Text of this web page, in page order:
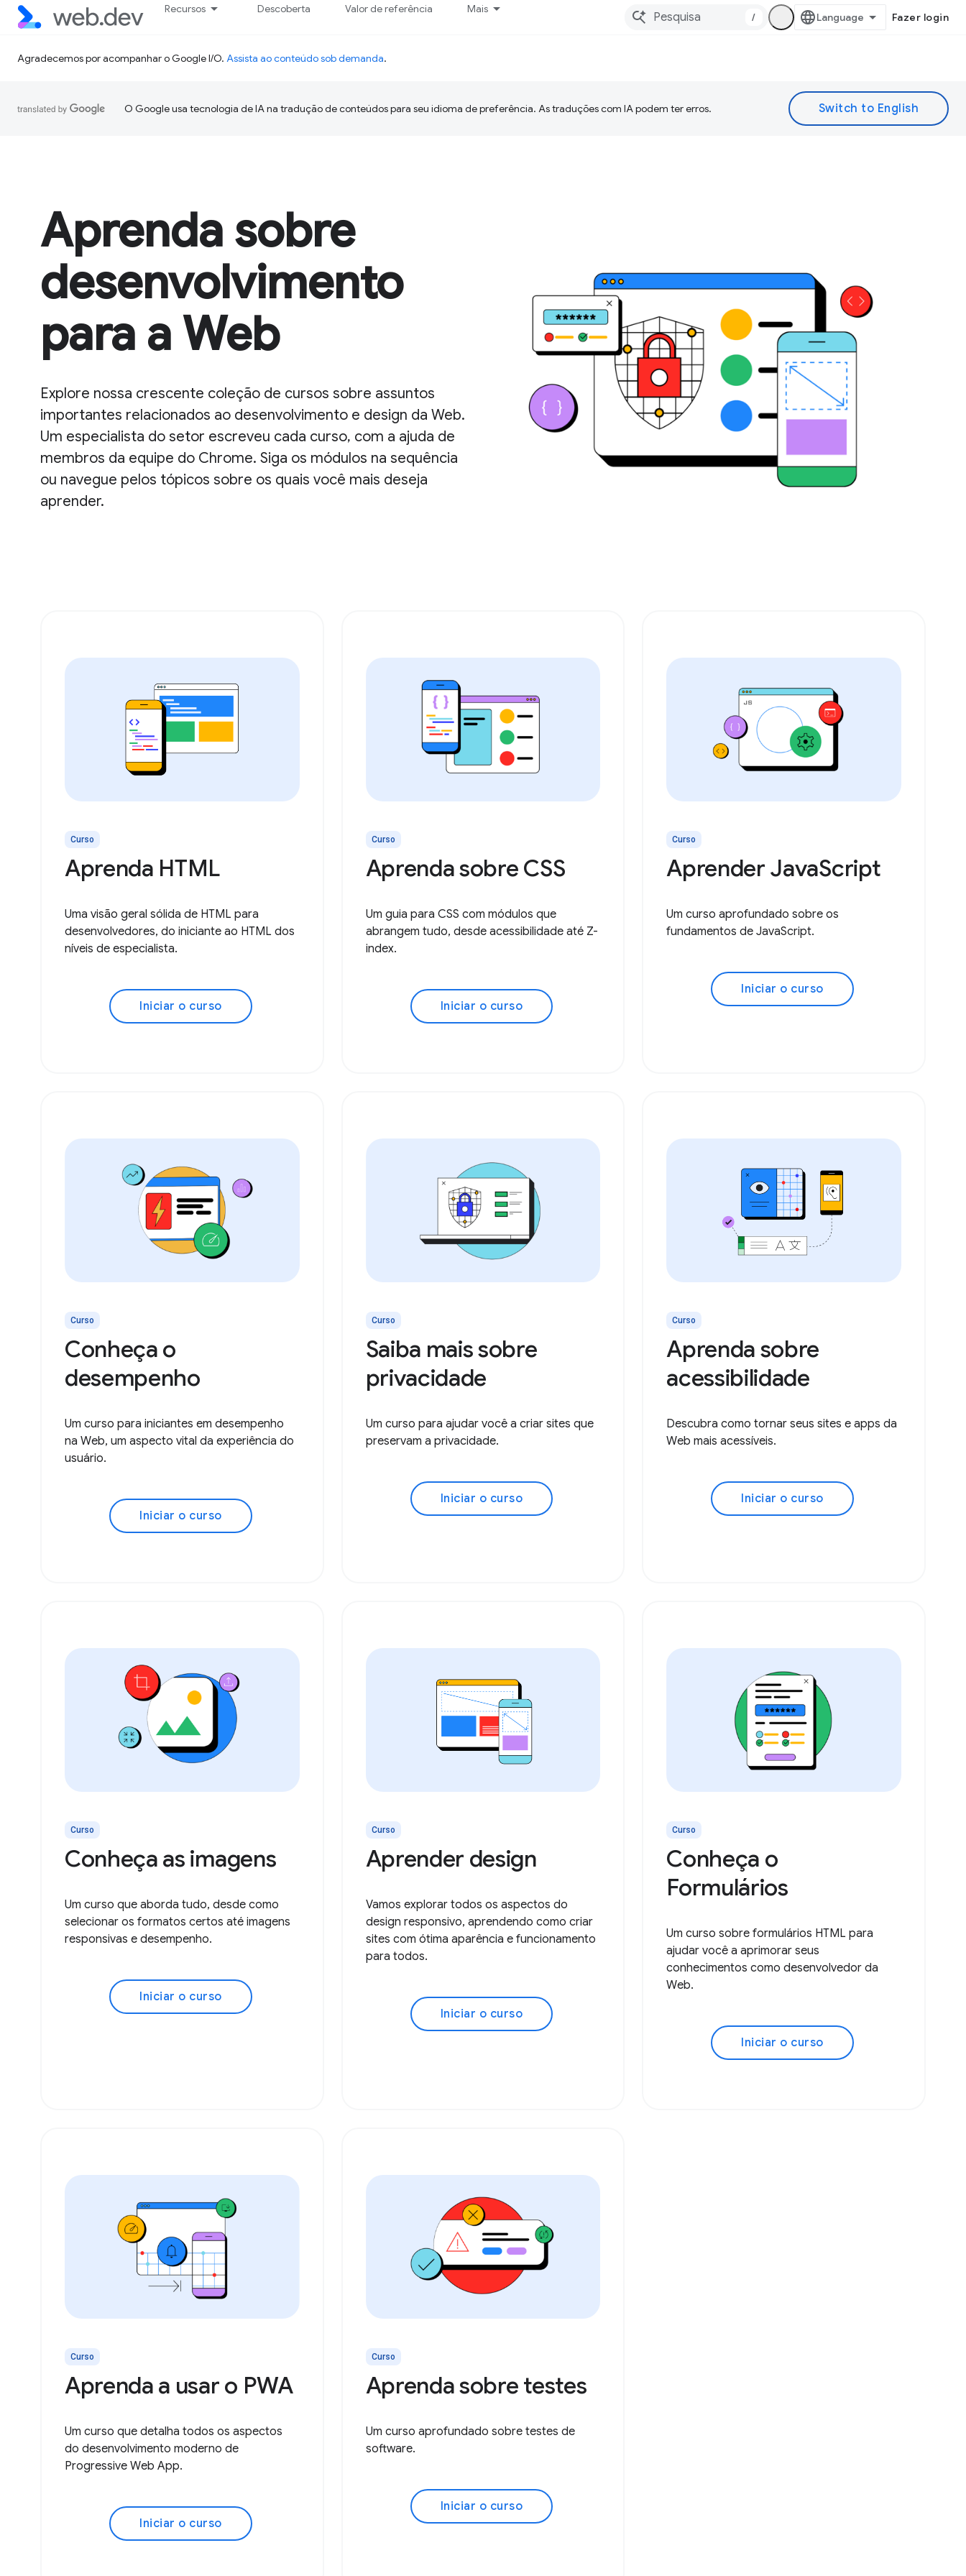
Recursos Descoberta Valor de referência Mais
/ Fazer login
Agradecemos por acompanhar o Google I/O. Assista ao conteúdo sob demanda.
O Google usa tecnologia de IA na tradução de conteúdos para seu idioma de preferência. As traduções com IA podem ter erros.
Aprenda sobre
desenvolvimento
para a Web
Explore nossa crescente coleção de cursos sobre assuntos
importantes relacionados ao desenvolvimento e design da Web.
Um especialista do setor escreveu cada curso, com a ajuda de
membros da equipe do Chrome. Siga os módulos na sequência
ou navegue pelos tópicos sobre os quais você mais deseja
aprender.
Curso
Aprenda HTML
Uma visão geral sólida de HTML para
desenvolvedores, do iniciante ao HTML dos
níveis de especialista.
Iniciar o curso
Curso
Aprenda sobre CSS
Um guia para CSS com módulos que
abrangem tudo, desde acessibilidade até Z-
index.
Iniciar o curso
Curso
Aprender JavaScript
Um curso aprofundado sobre os
fundamentos de JavaScript.
Iniciar o curso
Curso
Conheça o
desempenho
Um curso para iniciantes em desempenho
na Web, um aspecto vital da experiência do
usuário.
Iniciar o curso
Curso
Saiba mais sobre
privacidade
Um curso para ajudar você a criar sites que
preservam a privacidade.
Iniciar o curso
Curso
Aprenda sobre
acessibilidade
Descubra como tornar seus sites e apps da
Web mais acessíveis.
Iniciar o curso
Curso
Conheça as imagens
Um curso que aborda tudo, desde como
selecionar os formatos certos até imagens
responsivas e desempenho.
Iniciar o curso
Curso
Aprender design
Vamos explorar todos os aspectos do
design responsivo, aprendendo como criar
sites com ótima aparência e funcionamento
para todos.
Iniciar o curso
Curso
Conheça o
Formulários
Um curso sobre formulários HTML para
ajudar você a aprimorar seus
conhecimentos como desenvolvedor da
Web.
Iniciar o curso
Curso
Aprenda a usar o PWA
Um curso que detalha todos os aspectos
do desenvolvimento moderno de
Progressive Web App.
Iniciar o curso
Curso
Aprenda sobre testes
Um curso aprofundado sobre testes de
software.
Iniciar o curso